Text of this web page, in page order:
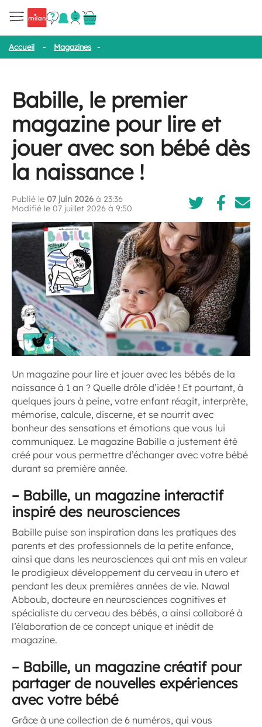
Accueil - Magazines -
Babille, le premier
magazine pour lire et
jouer avec son bébé dès
la naissance !
Publié le 07 juin 2026 à 23:36
Modifié le 07 juillet 2026 à 9:50
Un magazine pour lire et jouer avec les bébés de la
naissance à 1 an ? Quelle drôle d’idée ! Et pourtant, à
quelques jours à peine, votre enfant réagit, interprète,
mémorise, calcule, discerne, et se nourrit avec
bonheur des sensations et émotions que vous lui
communiquez. Le magazine Babille a justement été
créé pour vous permettre d’échanger avec votre bébé
durant sa première année.
– Babille, un magazine interactif
inspiré des neurosciences
Babille puise son inspiration dans les pratiques des
parents et des professionnels de la petite enfance,
ainsi que dans les neurosciences qui ont mis en valeur
le prodigieux développement du cerveau in utero et
pendant les deux premières années de vie. Nawal
Abboub, docteure en neurosciences cognitives et
spécialiste du cerveau des bébés, a ainsi collaboré à
l’élaboration de ce concept unique et inédit de
magazine.
– Babille, un magazine créatif pour
partager de nouvelles expériences
avec votre bébé
Grâce à une collection de 6 numéros, qui vous